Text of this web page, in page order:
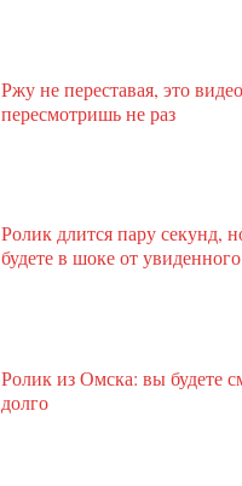
Ржу не переставая, это видео
пересмотришь не раз
Ролик длится пару секунд,
будете в шоке от увиденного
Ролик из Омска: вы будете
долго